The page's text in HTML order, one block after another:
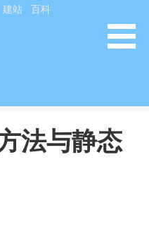
建站 百科
法与静态